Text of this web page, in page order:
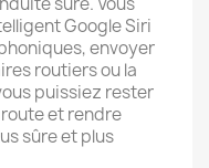
Google Siri
envoyer
routiers ou la
puissiez rester
et rendre
sûre et plus